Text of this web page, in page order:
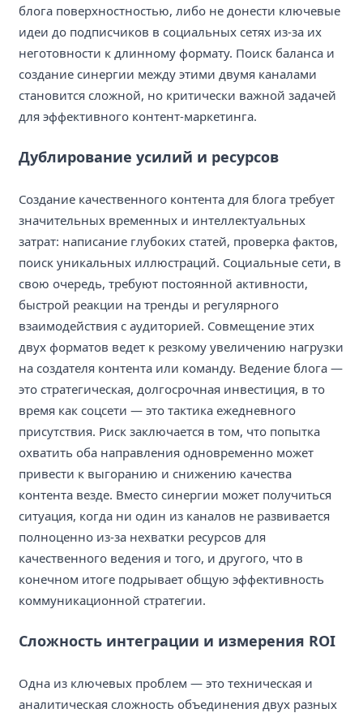
блога поверхностностью, либо не донести ключевые
идеи до подписчиков в социальных сетях из-за их
неготовности к длинному формату. Поиск баланса и
создание синергии между этими двумя каналами
становится сложной, но критически важной задачей
для эффективного контент-маркетинга.
Дублирование усилий и ресурсов
Создание качественного контента для блога требует
значительных временных и интеллектуальных
затрат: написание глубоких статей, проверка фактов,
поиск уникальных иллюстраций. Социальные сети, в
свою очередь, требуют постоянной активности,
быстрой реакции на тренды и регулярного
взаимодействия с аудиторией. Совмещение этих
двух форматов ведет к резкому увеличению нагрузки
на создателя контента или команду. Ведение блога —
это стратегическая, долгосрочная инвестиция, в то
время как соцсети — это тактика ежедневного
присутствия. Риск заключается в том, что попытка
охватить оба направления одновременно может
привести к выгоранию и снижению качества
контента везде. Вместо синергии может получиться
ситуация, когда ни один из каналов не развивается
полноценно из-за нехватки ресурсов для
качественного ведения и того, и другого, что в
конечном итоге подрывает общую эффективность
коммуникационной стратегии.
Сложность интеграции и измерения ROI
Одна из ключевых проблем — это техническая и
аналитическая сложность объединения двух разных